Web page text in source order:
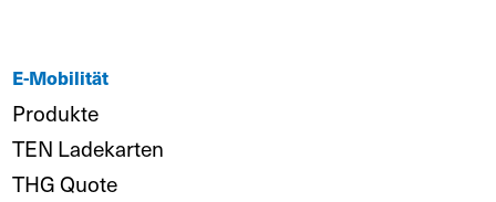
E-Mobilität
Produkte
TEN Ladekarten
THG Quote